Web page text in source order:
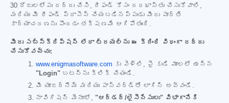
30 రోజులలోపు రద్దు చేసి, రీఫండ్ కోసం దరఖాస్తు చేసుకోవాలి,
మరియు మీ రీఫండ్ ప్రాసెస్ చేయబడినప్పుడు మీరు పూర్తి
కార్యాచరణను పొందడం తక్షణమే ఆగిపోతుంది.
మీరు సబ్‌స్క్రిప్షన్ లేదా ట్రయల్‌ను ఈ క్రింది విధంగా రద్దు
చేసుకోవచ్చు:
www.enigmasoftware.com కు వెళ్లి, పై కుడి మూలలో ఉన్న
"Login" బటన్‌ను క్లిక్ చేయండి.
మీ యూజర్‌నేమ్ మరియు పాస్‌వర్డ్‌తో లాగిన్ అవ్వండి.
నావిగేషన్ మెనూలో, "ఆర్డర్/లైసెన్సులు" విభాగానికి